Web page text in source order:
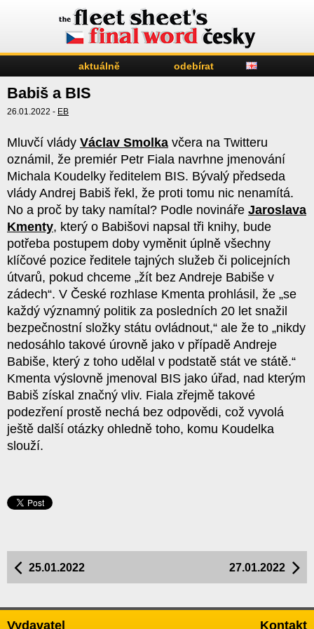
aktuálně odebírat
Babiš a BIS
26.01.2022 - EB
Mluvčí vlády Václav Smolka včera na Twitteru
oznámil, že premiér Petr Fiala navrhne jmenování
Michala Koudelky ředitelem BIS. Bývalý předseda
vlády Andrej Babiš řekl, že proti tomu nic nenamítá.
No a proč by taky namítal? Podle novináře Jaroslava
Kmenty, který o Babišovi napsal tři knihy, bude
potřeba postupem doby vyměnit úplně všechny
klíčové pozice ředitele tajných služeb či policejních
útvarů, pokud chceme „žít bez Andreje Babiše v
zádech“. V České rozhlase Kmenta prohlásil, že „se
každý významný politik za posledních 20 let snažil
bezpečnostní složky státu ovládnout,“ ale že to „nikdy
nedosáhlo takové úrovně jako v případě Andreje
Babiše, který z toho udělal v podstatě stát ve státě.“
Kmenta výslovně jmenoval BIS jako úřad, nad kterým
Babiš získal značný vliv. Fiala zřejmě takové
podezření prostě nechá bez odpovědi, což vyvolá
ještě další otázky ohledně toho, komu Koudelka
slouží.
27.01.2022
25.01.2022
Vydavatel Kontakt